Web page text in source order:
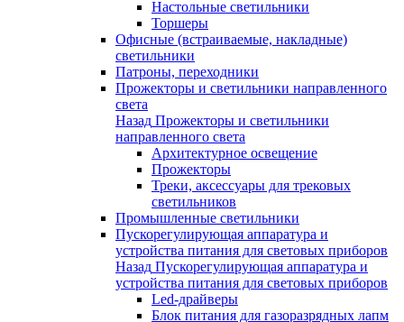
Настольные светильники
Торшеры
Офисные (встраиваемые, накладные)
светильники
Патроны, переходники
Прожекторы и светильники направленного
света
Назад Прожекторы и светильники
направленного света
Архитектурное освещение
Прожекторы
Треки, аксессуары для трековых
светильников
Промышленные светильники
Пускорегулирующая аппаратура и
устройства питания для световых приборов
Назад Пускорегулирующая аппаратура и
устройства питания для световых приборов
Led-драйверы
Блок питания для газоразрядных лапм